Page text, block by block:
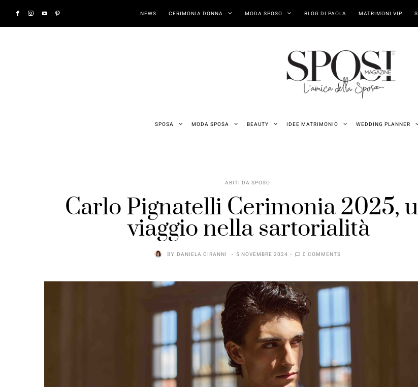
NEWS CERIMONIA DONNA MODA SPOSO BLOG DI PAOLA MATRIMONI VIP
SPOSA MODA SPOSA BEAUTY IDEE MATRIMONIO WEDDING PLANNER
ABITI DA SPOSO
Carlo Pignatelli Cerimonia 2025,
viaggio nella sartorialità
BY DANIELA CIRANNI 5 NOVEMBRE 2024 0 COMMENTS